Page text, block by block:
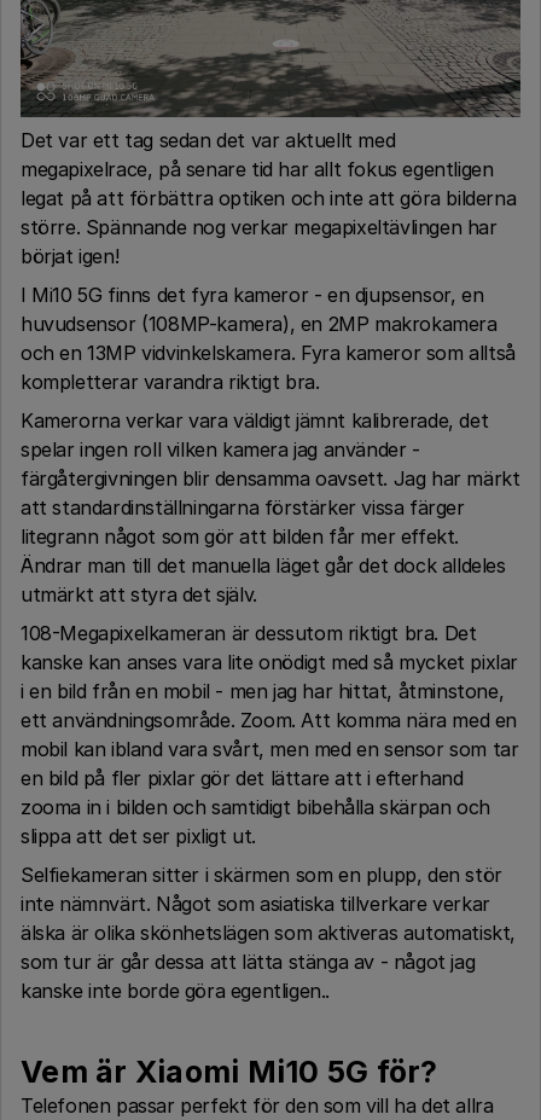
Det var ett tag sedan det var aktuellt med
megapixelrace, på senare tid har allt fokus egentligen
legat på att förbättra optiken och inte att göra bilderna
större. Spännande nog verkar megapixeltävlingen har
börjat igen!
I Mi10 5G finns det fyra kameror - en djupsensor, en
huvudsensor (108MP-kamera), en 2MP makrokamera
och en 13MP vidvinkelskamera. Fyra kameror som alltså
kompletterar varandra riktigt bra.
Kamerorna verkar vara väldigt jämnt kalibrerade, det
spelar ingen roll vilken kamera jag använder -
färgåtergivningen blir densamma oavsett. Jag har märkt
att standardinställningarna förstärker vissa färger
litegrann något som gör att bilden får mer effekt.
Ändrar man till det manuella läget går det dock alldeles
utmärkt att styra det själv.
108-Megapixelkameran är dessutom riktigt bra. Det
kanske kan anses vara lite onödigt med så mycket pixlar
i en bild från en mobil - men jag har hittat, åtminstone,
ett användningsområde. Zoom. Att komma nära med en
mobil kan ibland vara svårt, men med en sensor som tar
en bild på fler pixlar gör det lättare att i efterhand
zooma in i bilden och samtidigt bibehålla skärpan och
slippa att det ser pixligt ut.
Selfiekameran sitter i skärmen som en plupp, den stör
inte nämnvärt. Något som asiatiska tillverkare verkar
älska är olika skönhetslägen som aktiveras automatiskt,
som tur är går dessa att lätta stänga av - något jag
kanske inte borde göra egentligen..
Vem är Xiaomi Mi10 5G för?
Telefonen passar perfekt för den som vill ha det allra